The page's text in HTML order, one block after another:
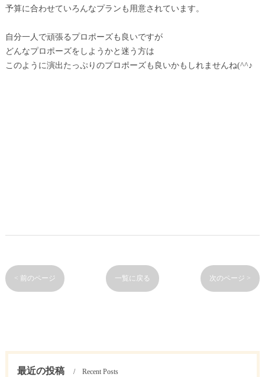
予算に合わせていろんなプランも用意されています。
自分一人で頑張るプロポーズも良いですが
どんなプロポーズをしようかと迷う方は
このように演出たっぷりのプロポーズも良いかもしれませんね(^^♪
< 前のページ 一覧に戻る 次のページ >
最近の投稿 Recent Posts